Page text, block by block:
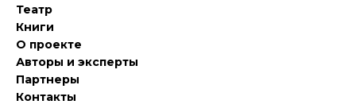
Театр
Книги
О проекте
Авторы и эксперты
Партнеры
Контакты